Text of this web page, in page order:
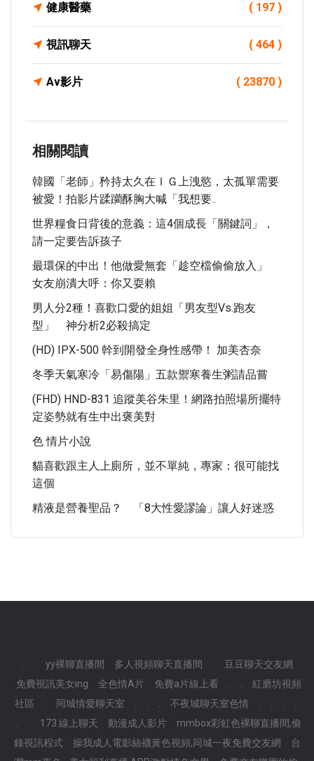
健康醫藥 ( 197 )
視訊聊天 ( 464 )
Av影片 ( 23870 )
相關閱讀
韓國「老師」矜持太久在ＩＧ上洩慾，太孤單需要
被愛！拍影片蹂躪酥胸大喊「我想要..
世界糧食日背後的意義：這4個成長「關鍵詞」，
請一定要告訴孩子
最環保的中出！他做愛無套「趁空檔偷偷放入」
女友崩潰大呼：你又耍賴
男人分2種！喜歡口愛的姐姐「男友型vs.跑友
型」 神分析2必殺搞定
(HD) IPX-500 幹到開發全身性感帶！ 加美杏奈
冬季天氣寒冷「易傷陽」五款禦寒養生粥請品嘗
(FHD) HND-831 追蹤美谷朱里！網路拍照場所擺特
定姿勢就有生中出褒美對
色 情片小說
貓喜歡跟主人上廁所，並不單純，專家：很可能找
這個
精液是營養聖品？ 「8大性愛謬論」讓人好迷惑
yy裸聊直播間 多人視頻聊天直播間
豆豆聊天交友網
免費視訊美女ing
全色情A片 免費a片線上看
紅磨坊視頻
社區
同城情愛聊天室 不夜城聊天室色情
173 線上聊天 動漫成人影片
mmbox彩虹色裸聊直播間,偷
錄視訊程式
操我成人電影絲襪黃色視頻,同城一夜免費交友網
台